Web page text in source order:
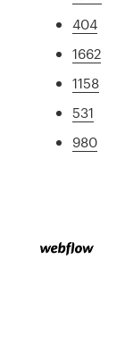
404
1662
1158
531
980